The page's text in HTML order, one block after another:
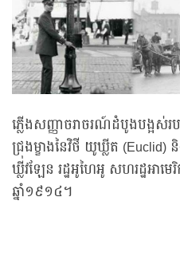
ភ្លើងសញ្ញាចរាចរណ៍ដំបូងបង្អស់
ជ្រុងម្ខាងនៃវិថី យូឃ្លីត
ឃ្លីវឡែន រដ្ឋអូហៃអូ សហរដ្ឋអាម
ឆ្នាំ១៩១៤។